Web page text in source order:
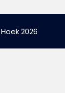
2026